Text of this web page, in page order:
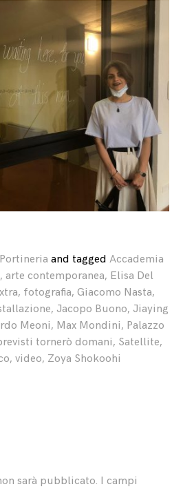
and tagged Accademia
, arte contemporanea, Elisa Del
, fotografia, Giacomo Nasta,
, Jacopo Buono, Jiaying
Meoni, Max Mondini, Palazzo
tornerò domani, Satellite,
, video, Zoya Shokoohi
sarà pubblicato. I campi